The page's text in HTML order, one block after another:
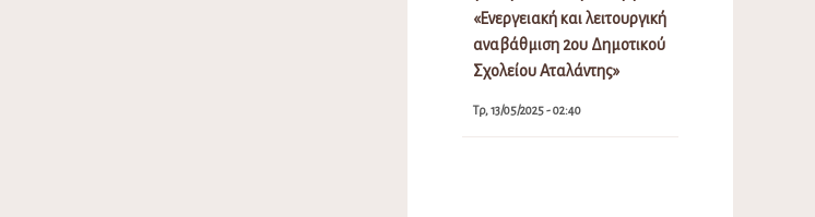
«Ενεργειακή και λειτουργική
αναβάθμιση 2ου Δημοτικού
Σχολείου Αταλάντης»
Τρ, 13/05/2025 - 02:40